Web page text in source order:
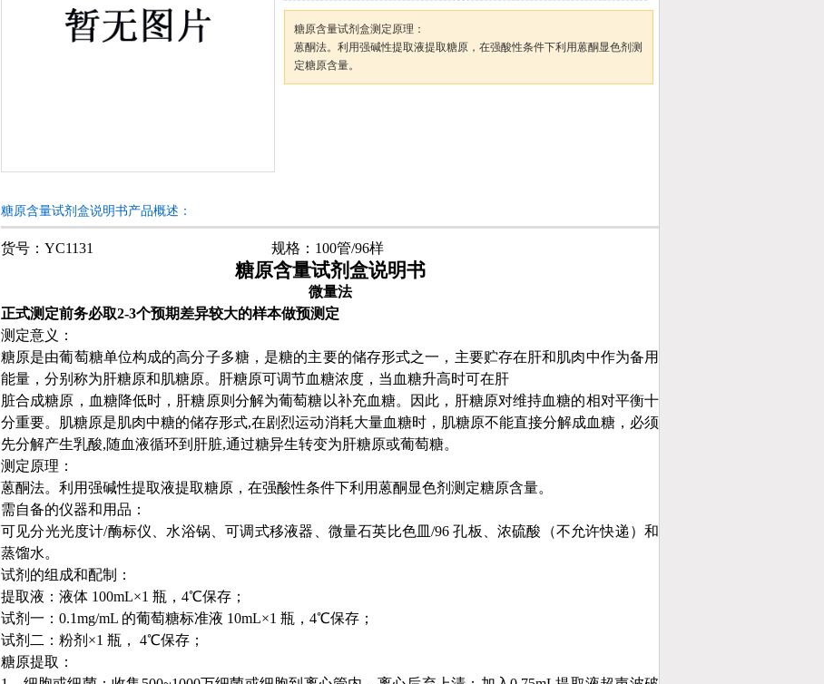
糖原含量试剂盒测定原理：
蒽酮法。利用强碱性提取液提取糖原，在强酸性条件下利用蒽酮显色剂测
定糖原含量。
糖原含量试剂盒说明书产品概述：
货号：YC1131 规格：100管/96样
糖原含量试剂盒说明书
微量法
正式测定前务必取2-3个预期差异较大的样本做预测定
测定意义：
糖原是由葡萄糖单位构成的高分子多糖，是糖的主要的储存形式之一，主要贮存在肝和肌肉中作为备用
能量，分别称为肝糖原和肌糖原。肝糖原可调节血糖浓度，当血糖升高时可在肝
脏合成糖原，血糖降低时，肝糖原则分解为葡萄糖以补充血糖。因此，肝糖原对维持血糖的相对平衡十
分重要。肌糖原是肌肉中糖的储存形式,在剧烈运动消耗大量血糖时，肌糖原不能直接分解成血糖，必须
先分解产生乳酸,随血液循环到肝脏,通过糖异生转变为肝糖原或葡萄糖。
测定原理：
蒽酮法。利用强碱性提取液提取糖原，在强酸性条件下利用蒽酮显色剂测定糖原含量。
需自备的仪器和用品：
可见分光光度计/酶标仪、水浴锅、可调式移液器、微量石英比色皿/96 孔板、浓硫酸（不允许快递）和
蒸馏水。
试剂的组成和配制：
提取液：液体 100mL×1 瓶，4℃保存；
试剂一：0.1mg/mL 的葡萄糖标准液 10mL×1 瓶，4℃保存；
试剂二：粉剂×1 瓶， 4℃保存；
糖原提取：